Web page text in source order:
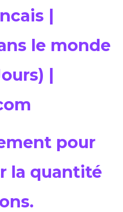
|
le monde
|
pour
la quantité